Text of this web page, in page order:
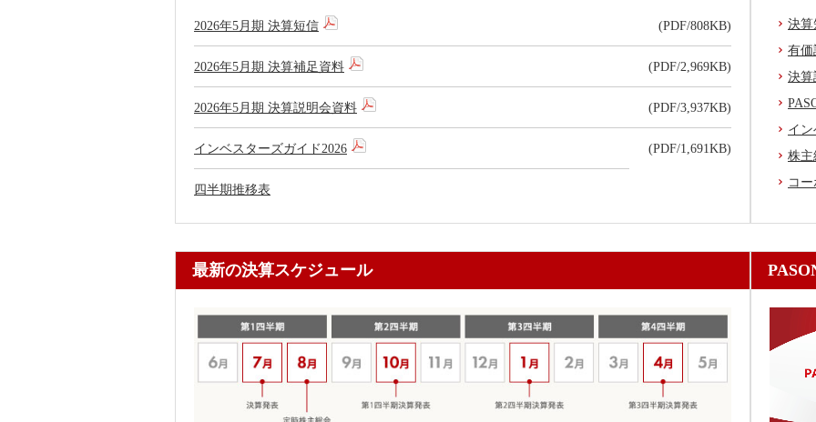
2026年5月期 決算短信 (PDF/808KB)
2026年5月期 決算補足資料 (PDF/2,969KB)
2026年5月期 決算説明会資料 (PDF/3,937KB)
インベスターズガイド2026 (PDF/1,691KB)
四半期推移表
決算
有価
決算
イ
株主
コ
最新の決算スケジュール